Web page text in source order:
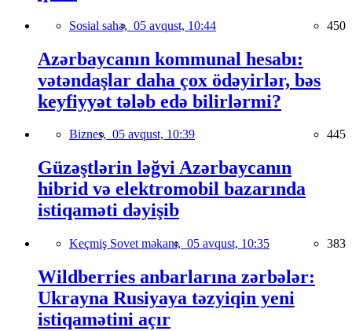
Sosial sahə, 05 avqust, 10:44 450
Azərbaycanın kommunal hesabı:
vətəndaşlar daha çox ödəyirlər, bəs
keyfiyyət tələb edə bilirlərmi?
Biznes, 05 avqust, 10:39 445
Güzəştlərin ləğvi Azərbaycanın
hibrid və elektromobil bazarında
istiqaməti dəyişib
Keçmiş Sovet məkanı, 05 avqust, 10:35 383
Wildberries anbarlarına zərbələr:
Ukrayna Rusiyaya təzyiqin yeni
istiqamətini açır